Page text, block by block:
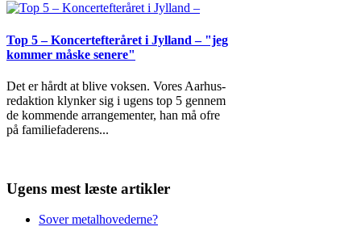
Top 5 – Koncertefteråret i Jylland – "jeg
kommer måske senere"
Det er hårdt at blive voksen. Vores Aarhus-
redaktion klynker sig i ugens top 5 gennem
de kommende arrangementer, han må ofre
på familiefaderens...
Ugens mest læste artikler
Sover metalhovederne?